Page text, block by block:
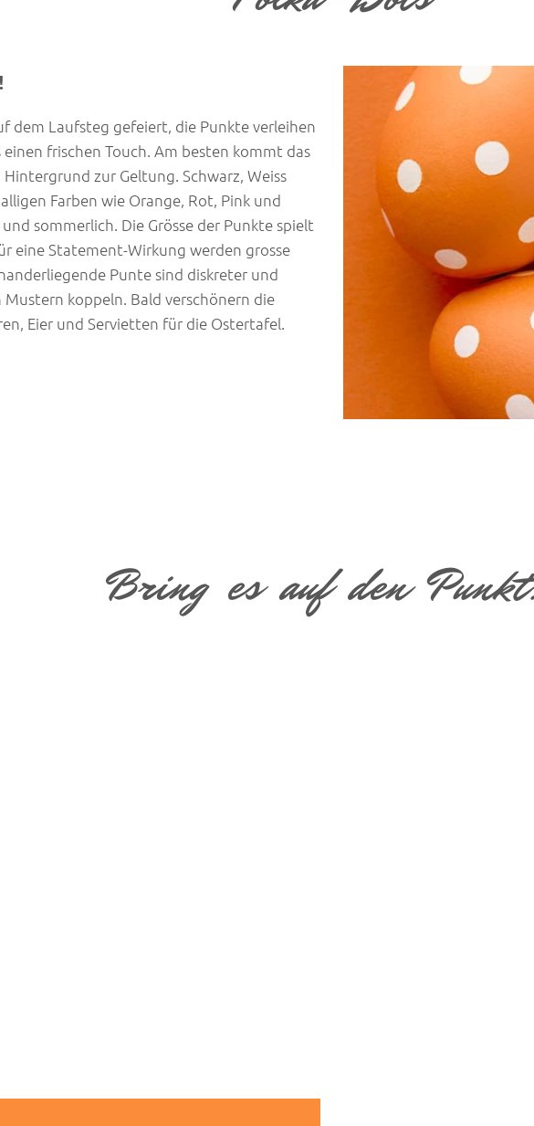
dem Laufsteg gefeiert, die Punkte verleihen
frischen Touch. Am besten kommt das
zur Geltung. Schwarz, Weiss
Farben wie Orange, Rot, Pink und
sommerlich. Die Grösse der Punkte spielt
eine Statement-Wirkung werden grosse
Punte sind diskreter und
koppeln. Bald verschönern die
Eier und Servietten für die Ostertafel.
Bring es auf den